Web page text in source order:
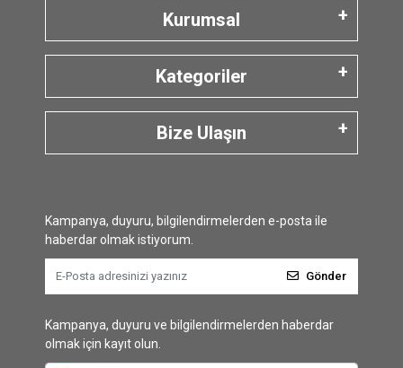
Kurumsal
Kategoriler
Bize Ulaşın
Kampanya, duyuru, bilgilendirmelerden e-posta ile
haberdar olmak istiyorum.
Gönder
Kampanya, duyuru ve bilgilendirmelerden haberdar
olmak için kayıt olun.